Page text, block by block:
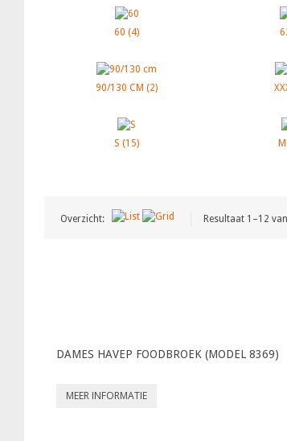
60(4)
90/130 CM(2)
S(15)
Overzicht: Resultaat 1–12
DAMES HAVEP FOODBROEK (MODEL 8369)
MEER INFORMATIE